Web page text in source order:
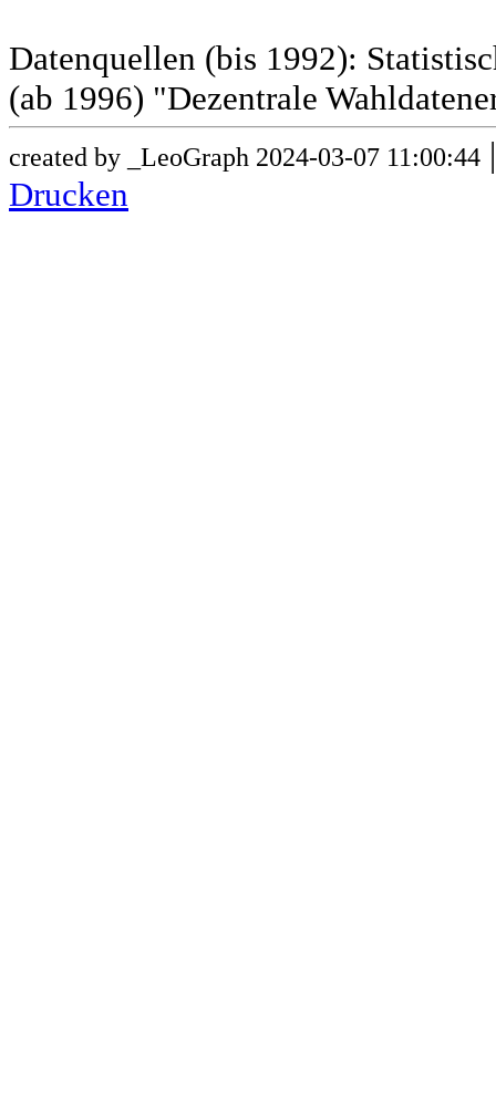
Datenquellen (bis 1992):
(ab 1996) "Dezentrale
created by _LeoGraph 2024-03-07 11:00:44
Drucken